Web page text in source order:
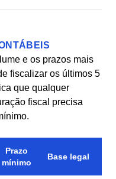
e os prazos mais
fiscalizar os últimos 5
que qualquer
fiscal precisa
Prazo
mínimo
Base legal